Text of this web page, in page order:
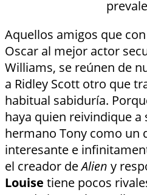
Aquellos amigos que
Oscar al mejor actor
Williams, se reúnen de
a Ridley Scott otro que
habitual sabiduría.
haya quien reivindique a
hermano Tony como un
interesante e
el creador deAlien y
Louise tiene pocos